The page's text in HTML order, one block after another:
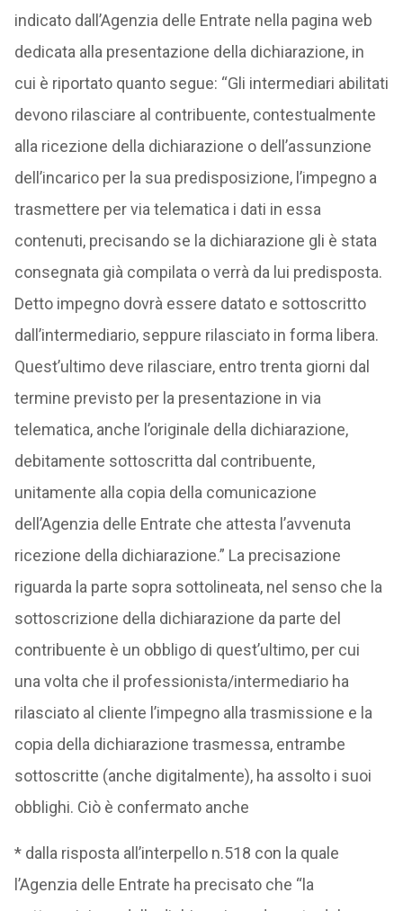
indicato dall’Agenzia delle Entrate nella pagina web
dedicata alla presentazione della dichiarazione, in
cui è riportato quanto segue: “Gli intermediari abilitati
devono rilasciare al contribuente, contestualmente
alla ricezione della dichiarazione o dell’assunzione
dell’incarico per la sua predisposizione, l’impegno a
trasmettere per via telematica i dati in essa
contenuti, precisando se la dichiarazione gli è stata
consegnata già compilata o verrà da lui predisposta.
Detto impegno dovrà essere datato e sottoscritto
dall’intermediario, seppure rilasciato in forma libera.
Quest’ultimo deve rilasciare, entro trenta giorni dal
termine previsto per la presentazione in via
telematica, anche l’originale della dichiarazione,
debitamente sottoscritta dal contribuente,
unitamente alla copia della comunicazione
dell’Agenzia delle Entrate che attesta l’avvenuta
ricezione della dichiarazione.” La precisazione
riguarda la parte sopra sottolineata, nel senso che la
sottoscrizione della dichiarazione da parte del
contribuente è un obbligo di quest’ultimo, per cui
una volta che il professionista/intermediario ha
rilasciato al cliente l’impegno alla trasmissione e la
copia della dichiarazione trasmessa, entrambe
sottoscritte (anche digitalmente), ha assolto i suoi
obblighi. Ciò è confermato anche
* dalla risposta all’interpello n.518 con la quale
l’Agenzia delle Entrate ha precisato che “la